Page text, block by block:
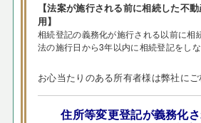
【法案が施行される前に相続した不
用】
相続登記の義務化が施行される以前に相
法の施行日から3年以内に相続登記をしな
お心当たりのある所有者様は弊社にご
住所等変更登記が義務化さ